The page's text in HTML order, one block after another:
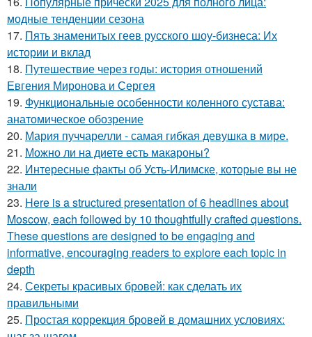
модные тенденции сезона
17. Пять знаменитых геев русского шоу-бизнеса: Их
истории и вклад
18. Путешествие через годы: история отношений
Евгения Миронова и Сергея
19. Функциональные особенности коленного сустава:
анатомическое обозрение
20. Мария пуччарелли - самая гибкая девушка в мире.
21. Можно ли на диете есть макароны?
22. Интересные факты об Усть-Илимске, которые вы не
знали
23. Here is a structured presentation of 6 headlines about
Moscow, each followed by 10 thoughtfully crafted questions.
These questions are designed to be engaging and
informative, encouraging readers to explore each topic in
depth
24. Секреты красивых бровей: как сделать их
правильными
25. Простая коррекция бровей в домашних условиях: